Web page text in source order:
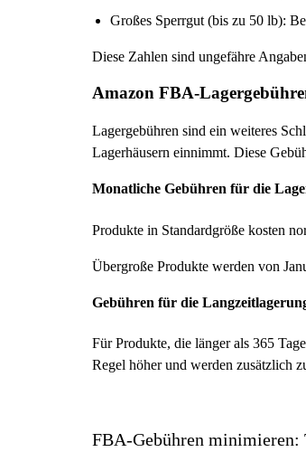
Großes Sperrgut (bis zu 50 lb):
Diese Zahlen sind ungefähre
Amazon FBA-
Lagergebühren sind ein weiteres
Lagerhäusern einnimmt. Diese
Monatliche Gebühren für die
Produkte in Standardgröße kosten
Übergroße Produkte werden von
Gebühren für die
Für Produkte, die länger als 365
Regel höher und werden zusätzlich
FBA-Gebühren minimieren: